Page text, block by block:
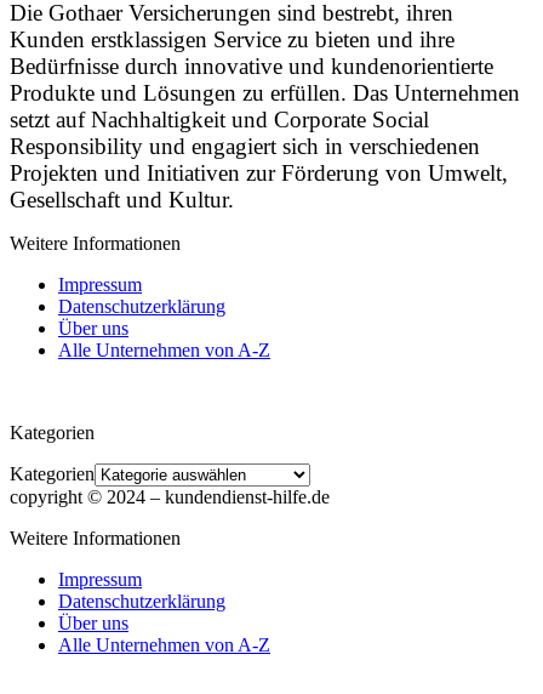
Die Gothaer Versicherungen sind bestrebt, ihren
Kunden erstklassigen Service zu bieten und ihre
Bedürfnisse durch innovative und kundenorientierte
Produkte und Lösungen zu erfüllen. Das Unternehmen
setzt auf Nachhaltigkeit und Corporate Social
Responsibility und engagiert sich in verschiedenen
Projekten und Initiativen zur Förderung von Umwelt,
Gesellschaft und Kultur.
Weitere Informationen
Impressum
Datenschutzerklärung
Über uns
Alle Unternehmen von A-Z
Kategorien
Kategorien
copyright © 2024 ‒ kundendienst-hilfe.de
Weitere Informationen
Impressum
Datenschutzerklärung
Über uns
Alle Unternehmen von A-Z